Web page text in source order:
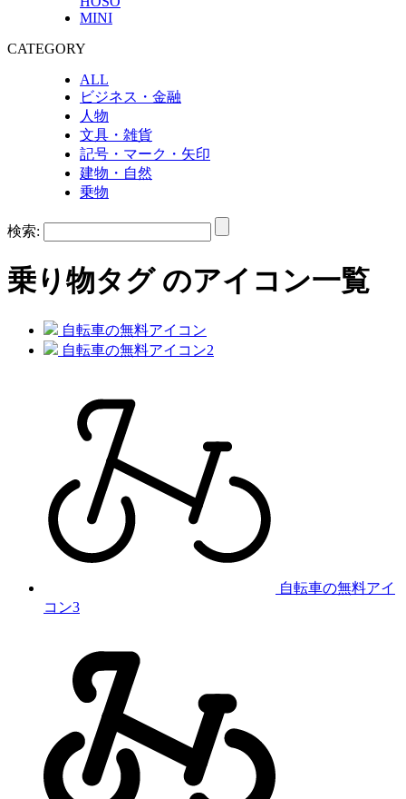
MINI
CATEGORY
ALL
ビジネス・金融
人物
文具・雑貨
記号・マーク・矢印
建物・自然
乗物
検索:
乗り物タグ のアイコン一覧
自転車の無料アイコン
自転車の無料アイコン2
自転車の無料アイ
コン3